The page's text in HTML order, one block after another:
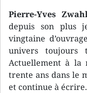
Pierre-Yves
depuis son plus
vingtaine
univers toujours
Actuellement à la
trente ans dans le
et continue à écrire.